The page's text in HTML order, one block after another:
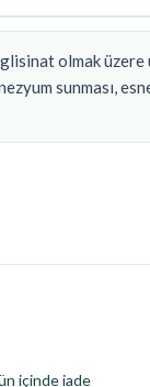
olmak üzere
sunması,
içinde iade